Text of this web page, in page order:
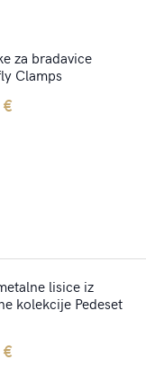
za bradavice
Clamps
€
lisice iz
kolekcije Pedeset
€